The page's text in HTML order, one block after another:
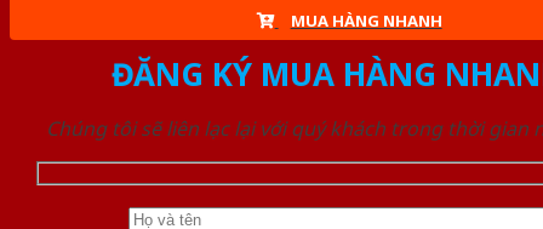
MUA HÀNG NHANH
ĐĂNG KÝ MUA HÀNG
Chúng tôi sẽ liên lạc lại với quý khách trong thời gian